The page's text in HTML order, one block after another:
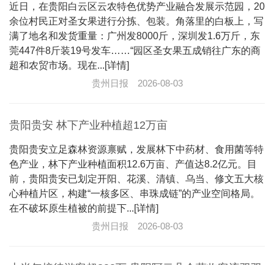
近日，在贵阳白云区云农特色优势产业融合发展示范园，20
余位村民正对圣女果进行分拣、包装。角落里的白板上，写
满了地名和发货重量：广州发8000斤，深圳发1.6万斤，东
莞447件8斤装19号发车……“园区圣女果五成销往广东的商
超和农贸市场。现在...[详情]
贵州日报
2026-08-03
贵阳贵安 林下产业种植超12万亩
贵阳贵安立足森林资源禀赋，发展林下中药材、食用菌等特
色产业，林下产业种植面积12.6万亩、产值达8.2亿元。目
前，贵阳贵安已划定开阳、花溪、清镇、乌当、修文五大核
心种植片区，构建“一核多区、串珠成链”的产业空间格局。
在不破坏原生植被的前提下...[详情]
贵州日报
2026-08-03